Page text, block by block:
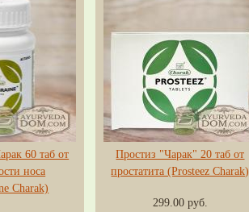
60 таб от
носа
Charak)
Простиз "Чарак" 20 таб от
простатита (Prosteez Charak)
299.00 руб.